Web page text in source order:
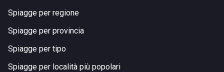
Spiagge per regione
Spiagge per provincia
Spiagge per tipo
Spiagge per località più popolari